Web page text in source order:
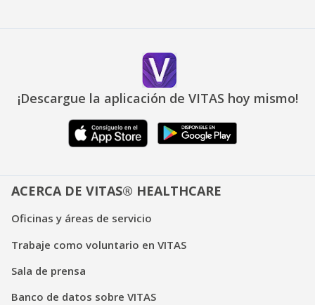
¡Descargue la aplicación de VITAS hoy mismo!
ACERCA DE VITAS® HEALTHCARE
Oficinas y áreas de servicio
Trabaje como voluntario en VITAS
Sala de prensa
Banco de datos sobre VITAS